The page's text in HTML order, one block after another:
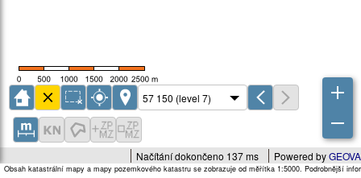
Powered by
Načítání dokončeno 137 ms
Obsah katastrální mapy a mapy pozemkového katastru se zobrazuje od měřítka 1:5000. Podrobnější